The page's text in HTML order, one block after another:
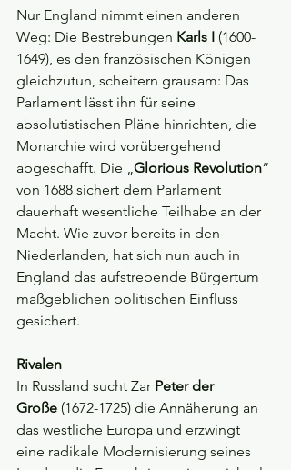
Nur England nimmt einen anderen
Weg: Die Bestrebungen Karls I (1600-
1649), es den französischen Königen
gleichzutun, scheitern grausam: Das
Parlament lässt ihn für seine
absolutistischen Pläne hinrichten, die
Monarchie wird vorübergehend
abgeschafft. Die „Glorious Revolution“
von 1688 sichert dem Parlament
dauerhaft wesentliche Teilhabe an der
Macht. Wie zuvor bereits in den
Niederlanden, hat sich nun auch in
England das aufstrebende Bürgertum
maßgeblichen politischen Einfluss
gesichert.
Rivalen
In Russland sucht Zar Peter der
Große (1672-1725) die Annäherung an
das westliche Europa und erzwingt
eine radikale Modernisierung seines